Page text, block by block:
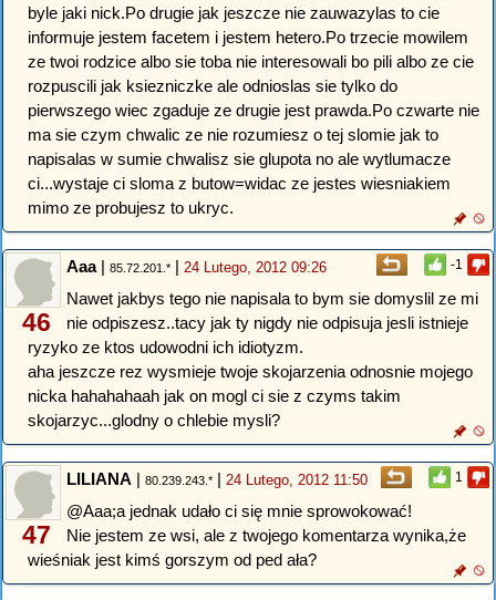
byle jaki nick.Po drugie jak jeszcze nie zauwazylas to cie
informuje jestem facetem i jestem hetero.Po trzecie mowilem
ze twoi rodzice albo sie toba nie interesowali bo pili albo ze cie
rozpuscili jak ksiezniczke ale odnioslas sie tylko do
pierwszego wiec zgaduje ze drugie jest prawda.Po czwarte nie
ma sie czym chwalic ze nie rozumiesz o tej slomie jak to
napisalas w sumie chwalisz sie glupota no ale wytlumacze
ci...wystaje ci sloma z butow=widac ze jestes wiesniakiem
mimo ze probujesz to ukryc.
-1
46
Aaa| 85.72.201.* | 24 Lutego, 2012 09:26
Nawet jakbys tego nie napisala to bym sie domyslil ze mi
nie odpiszesz..tacy jak ty nigdy nie odpisuja jesli istnieje
ryzyko ze ktos udowodni ich idiotyzm.
aha jeszcze rez wysmieje twoje skojarzenia odnosnie mojego
nicka hahahahaah jak on mogl ci sie z czyms takim
skojarzyc...glodny o chlebie mysli?
1
47
LILIANA | 80.239.243.* | 24 Lutego, 2012 11:50
@Aaa;a jednak udało ci się mnie sprowokować!
Nie jestem ze wsi, ale z twojego komentarza wynika,że
wieśniak jest kimś gorszym od ped ała?